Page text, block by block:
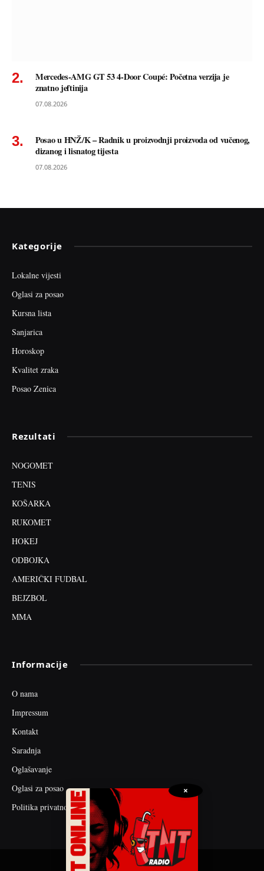
Mercedes-AMG GT 53 4-Door Coupé: Početna verzija je
znatno jeftinija
07.08.2026
Posao u HNŽ/K – Radnik u proizvodnji proizvoda od vučenog,
dizanog i lisnatog tijesta
07.08.2026
Kategorije
Lokalne vijesti
Oglasi za posao
Kursna lista
Sanjarica
Horoskop
Kvalitet zraka
Posao Zenica
Rezultati
NOGOMET
TENIS
KOŠARKA
RUKOMET
HOKEJ
ODBOJKA
AMERIČKI FUDBAL
BEJZBOL
MMA
Informacije
O nama
Impressum
Kontakt
Saradnja
Oglašavanje
Oglasi za posao
Politika privatnosti
×